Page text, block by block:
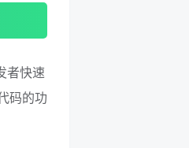
者快速
码的功